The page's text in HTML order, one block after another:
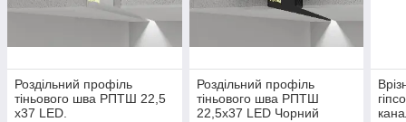
Роздільний профіль
тіньового шва РПТШ 22,5
х37 LED.
Роздільний профіль
тіньового шва РПТШ
22,5х37 LED Чорний